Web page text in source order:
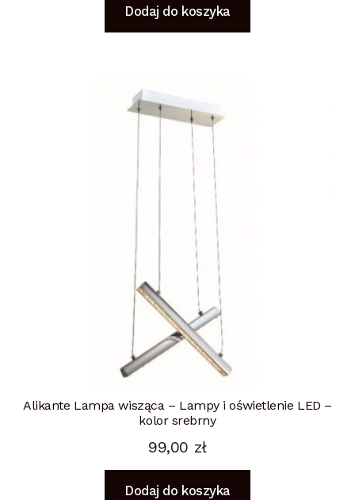
Dodaj do koszyka
Alikante Lampa wisząca – Lampy i oświetlenie LED –
kolor srebrny
99,00 zł
Dodaj do koszyka